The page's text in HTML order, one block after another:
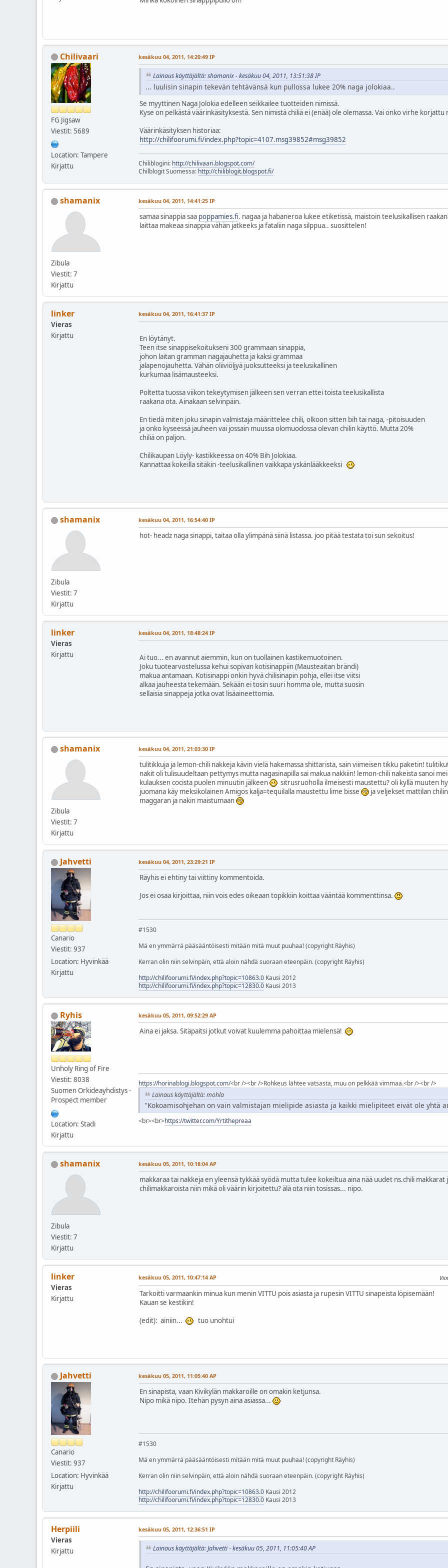
Chilivaari
FG Jigsaw
Viestit: 5689
Location: Tampere
Kirjattu
kesäkuu 04, 2011, 14:20:49 IP
Lainaus käyttäjältä: shamanix - kesäkuu 04, 2011, 13:51:38 IP
... luulisin sinapin tekevän tehtävänsä kun pullossa lukee 20% naga jolokiaa..
Se myyttinen Naga Jolokia edelleen seikkailee tuotteiden nimissä.
Kyse on pelkästä väärinkäsityksestä. Sen nimistä chiliä ei (enää) ole olemassa. Vai onko virhe
Väärinkäsityksen historiaa:
http://chilifoorumi.fi/index.php?topic=4107.msg39852#msg39852
Chiliblogini: http://chilivaari.blogspot.com/
Chilblogit Suomessa: http://chiliblogit.blogspot.fi/
shamanix
Zibula
Viestit: 7
Kirjattu
kesäkuu 04, 2011, 14:41:25 IP
samaa sinappia saa poppamies.fi. nagaa ja habaneroa lukee etiketissä, maistoin teelusikallisen
laittaa makeaa sinappia vähän jatkeeks ja fataliin naga silppua.. suosittelen!
linker
Vieras
Kirjattu
kesäkuu 04, 2011, 16:41:37 IP
En löytänyt.
Teen itse sinappisekoitukseni 300 grammaan sinappia,
johon laitan gramman nagajauhetta ja kaksi grammaa
jalapenojauhetta. Vähän oliiviöljyä juoksutteeksi ja teelusikallinen
kurkumaa lisämausteeksi.
Poltetta tuossa viikon tekeytymisen jälkeen sen verran ettei toista teelusikallista
raakana ota. Ainakaan selvinpäin.
En tiedä miten joku sinapin valmistaja määrittelee chili, olkoon sitten bih tai naga, -pitoisuuden
ja onko kyseessä jauheen vai jossain muussa olomuodossa olevan chilin käyttö. Mutta 20%
chiliä on paljon.
Chilikaupan Löyly- kastikkeessa on 40% Bih Jolokiaa.
Kannattaa kokeilla sitäkin -teelusikallinen vaikkapa yskänlääkkeeksi
shamanix
Zibula
Viestit: 7
Kirjattu
kesäkuu 04, 2011, 16:54:40 IP
hot- headz naga sinappi, taitaa olla ylimpänä siinä listassa. joo pitää testata toi sun sekoitus!
linker
Vieras
Kirjattu
kesäkuu 04, 2011, 18:48:24 IP
Ai tuo... en avannut aiemmin, kun on tuollainen kastikemuotoinen.
Joku tuotearvostelussa kehui sopivan kotisinappiin (Mausteaitan brändi)
makua antamaan. Kotisinappi onkin hyvä chilisinapin pohja, ellei itse viitsi
alkaa jauheesta tekemään. Sekään ei tosin suuri homma ole, mutta suosin
sellaisia sinappeja jotka ovat lisäaineettomia.
shamanix
Zibula
Viestit: 7
Kirjattu
kesäkuu 04, 2011, 21:03:30 IP
tulitikkuja ja lemon-chili nakkeja kävin vielä hakemassa shittarista, sain viimeisen tikku paketin!
nakit oli tulisuudeltaan pettymys mutta nagasinapilla sai makua nakkiin! lemon-chili nakeista sanoi
kulauksen cocista puolen minuutin jälkeen
sitrusruoholla ilmeisesti maustettu? oli kyllä muuten
juomana käy meksikolainen Amigos kalja=tequilalla maustettu lime bisse
ja veljekset mattilan
maggaran ja nakin maistumaan
Jahvetti
Canario
Viestit: 937
Location: Hyvinkää
Kirjattu
kesäkuu 04, 2011, 23:29:21 IP
Räyhis ei ehtiny tai viittiny kommentoida.
Jos ei osaa kirjoittaa, niin vois edes oikeaan topikkiin koittaa vääntää kommenttinsa.
#1530
Mä en ymmärrä pääsääntöisesti mitään mitä muut puuhaa! (copyright Räyhis)
Kerran olin niin selvinpäin, että aloin nähdä suoraan eteenpäin. (copyright Räyhis)
http://chilifoorumi.fi/index.php?topic=10863.0 Kausi 2012
http://chilifoorumi.fi/index.php?topic=12830.0 Kausi 2013
Ryhis
Unholy Ring of Fire
Viestit: 8038
Suomen Orkideayhdistys -
Prospect member
Location: Stadi
Kirjattu
kesäkuu 05, 2011, 09:52:29 AP
Aina ei jaksa. Sitäpaitsi jotkut voivat kuulemma pahoittaa mielensä!
https://horinablogi.blogspot.com/<br /><br />Rohkeus lähtee vatsasta, muu on pelkkää vimmaa.<br /><br />
Lainaus käyttäjältä: mohla
"Kokoamisohjehan on vain valmistajan mielipide asiasta ja kaikki mielipiteet eivät ole yhtä
<br><br>https://twitter.com/Yrtithepreaa
shamanix
Zibula
Viestit: 7
Kirjattu
kesäkuu 05, 2011, 10:18:04 AP
makkaraa tai nakkeja en yleensä tykkää syödä mutta tulee kokeiltua aina nää uudet ns.chili makkarat
chilimakkaroista niin mikä oli väärin kirjoitettu? älä ota niin tosissas... nipo.
linker
Vieras
Kirjattu
kesäkuu 05, 2011, 10:47:14 AP
Tarkoitti varmaankin minua kun menin VITTU pois asiasta ja rupesin VITTU sinapeista löpisemään!
Kauan se kestikin!
(edit): ainiin...
tuo unohtui
Jahvetti
Canario
Viestit: 937
Location: Hyvinkää
Kirjattu
kesäkuu 05, 2011, 11:05:40 AP
En sinapista, vaan Kivikylän makkaroille on omakin ketjunsa.
Nipo mikä nipo. Itehän pysyn aina asiassa...
#1530
Mä en ymmärrä pääsääntöisesti mitään mitä muut puuhaa! (copyright Räyhis)
Kerran olin niin selvinpäin, että aloin nähdä suoraan eteenpäin. (copyright Räyhis)
http://chilifoorumi.fi/index.php?topic=10863.0 Kausi 2012
http://chilifoorumi.fi/index.php?topic=12830.0 Kausi 2013
Herpiili
Vieras
Kirjattu
kesäkuu 05, 2011, 12:36:51 IP
Lainaus käyttäjältä: Jahvetti - kesäkuu 05, 2011, 11:05:40 AP